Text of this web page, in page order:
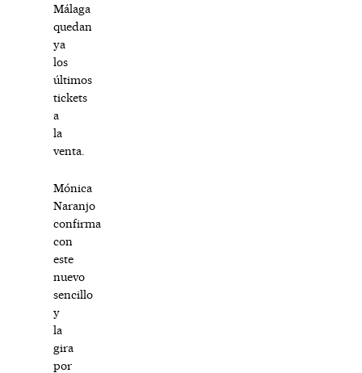
Málaga
quedan
ya
los
últimos
tickets
a
la
venta.
Mónica
Naranjo
confirma
con
este
nuevo
sencillo
y
la
gira
por